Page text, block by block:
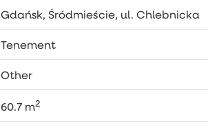
Gdańsk, Śródmieście, ul. Chlebnicka
Tenement
Other
60.7 m2